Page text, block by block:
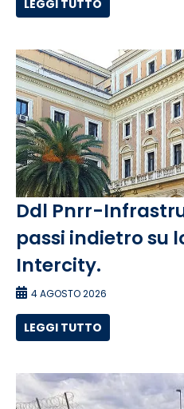
LEGGI TUTTO
Ddl Pnrr-
passi indietro su
Intercity.
4 AGOSTO 2026
LEGGI TUTTO